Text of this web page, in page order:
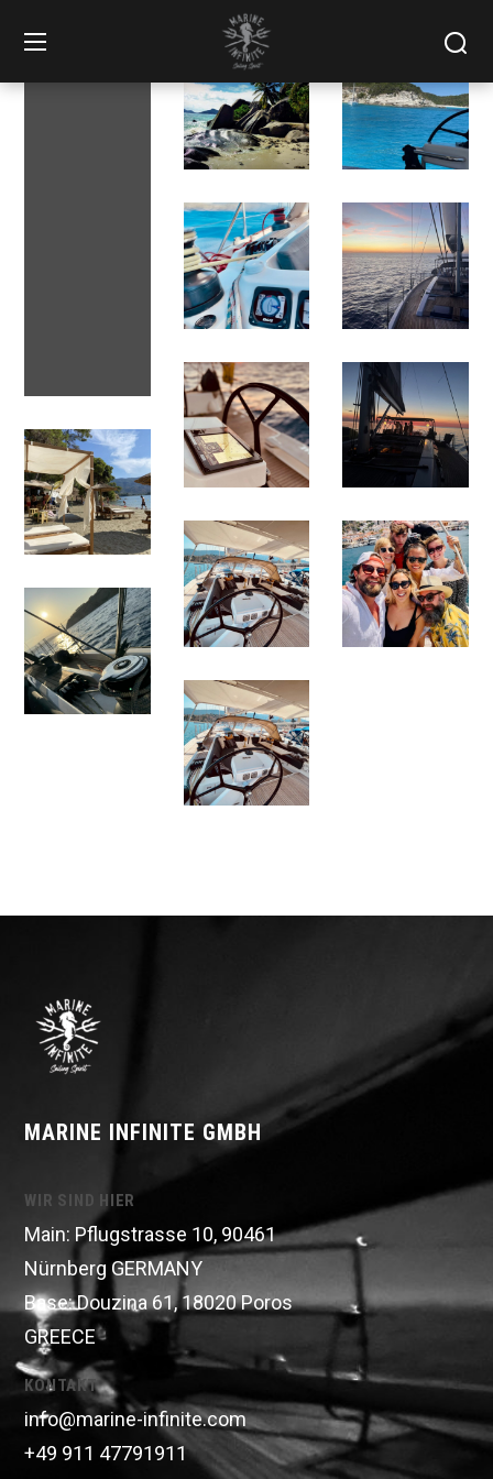
MARINE INFINITE GMBH
WIR SIND HIER
Main: Pflugstrasse 10, 90461
Nürnberg GERMANY
Base: Douzina 61, 18020 Poros
GREECE
KONTAKT
info@marine-infinite.com
+49 911 47791911